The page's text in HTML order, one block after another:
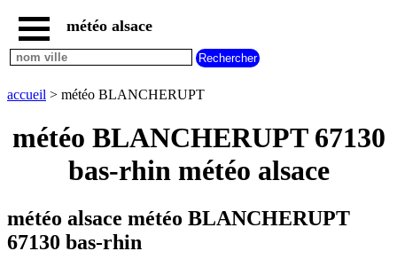
accueil
radar
BLANCHERUPT
météo
alsace
carte
météo
météo alsace
accueil > météo BLANCHERUPT
météo BLANCHERUPT 67130
bas-rhin météo alsace
météo alsace météo BLANCHERUPT
67130 bas-rhin